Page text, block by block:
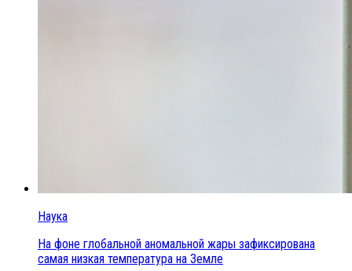
Наука
На фоне глобальной аномальной жары зафиксирована
самая низкая температура на Земле